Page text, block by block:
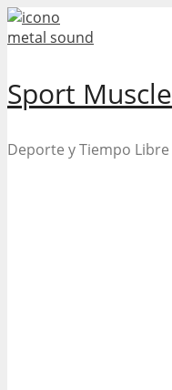
Skip
to
Sport Muscle
Deporte y Tiempo Libre